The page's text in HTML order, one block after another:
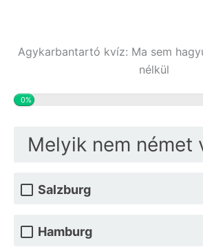
Agykarbantartó kvíz: Ma sem
nélkül
0%
Melyik nem német
Salzburg
Hamburg